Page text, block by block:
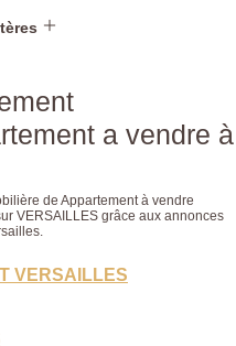
a vendre à
de Appartement à vendre
VERSAILLES grâce aux annonces
VERSAILLES